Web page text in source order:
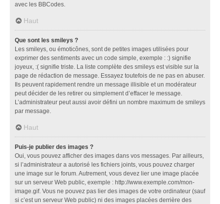
avec les BBCodes.
Haut
Que sont les smileys ?
Les smileys, ou émoticônes, sont de petites images utilisées pour
exprimer des sentiments avec un code simple, exemple : :) signifie
joyeux, :( signifie triste. La liste complète des smileys est visible sur la
page de rédaction de message. Essayez toutefois de ne pas en abuser.
Ils peuvent rapidement rendre un message illisible et un modérateur
peut décider de les retirer ou simplement d’effacer le message.
L’administrateur peut aussi avoir défini un nombre maximum de smileys
par message.
Haut
Puis-je publier des images ?
Oui, vous pouvez afficher des images dans vos messages. Par ailleurs,
si l’administrateur a autorisé les fichiers joints, vous pouvez charger
une image sur le forum. Autrement, vous devez lier une image placée
sur un serveur Web public, exemple : http://www.exemple.com/mon-
image.gif. Vous ne pouvez pas lier des images de votre ordinateur (sauf
si c’est un serveur Web public) ni des images placées derrière des